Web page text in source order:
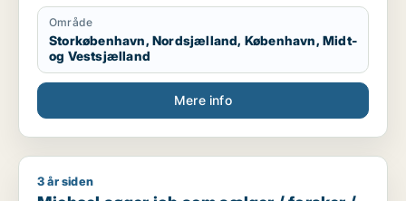
Område
Storkøbenhavn, Nordsjælland, København, Midt-
og Vestsjælland
Mere info
Michael søger job som sælger / forsker /
3 år siden